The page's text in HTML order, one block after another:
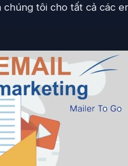
tôi cho tất cả các